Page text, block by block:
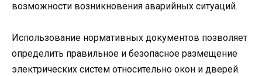
возможности возникновения аварийных ситуаций.
Использование нормативных документов позволяет
определить правильное и безопасное размещение
электрических систем относительно окон и дверей.